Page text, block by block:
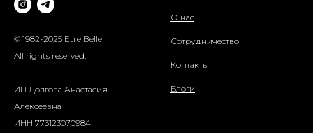
© 1982-2025 Etre Belle
All rights reserved.
ИП Долгова Анастасия
Алексеевна
ИНН 773123070984
О нас
Сотрудничество
Контакты
Блоги